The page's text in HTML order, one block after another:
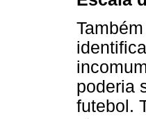
poderia
futebol.